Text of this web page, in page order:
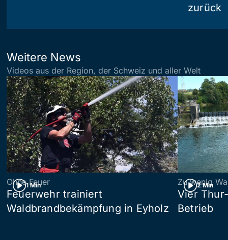
zurück
Weitere News
Videos aus der Region, der Schweiz und aller Welt
1 Min
Ohne Feuer
Feuerwehr trainiert
Waldbrandbekämpfung in Eyholz
2 Min
Zu wenig
Vier
Betrieb